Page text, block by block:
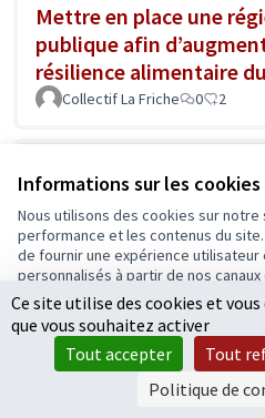
Informations sur les
Nous utilisons des cookies sur
performance et les contenus du
de fournir une expérience utilisateur
personnalisés à partir de nos canaux
Tout
Accepter seulement les
Mettre en place une
publique afin
résilience alimentaire
Collectif La Friche 0 2
Après le bocage
limousin, le bocage
Ce site utilise des cookies et
que vous souhaitez activer
Tout accepter
Tout
Politique de